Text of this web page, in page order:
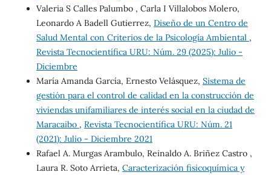
Valeria S Calles Palumbo , Carla I Villalobos Molero,
Leonardo A Badell Gutierrez, Diseño de un Centro de
Salud Mental con Criterios de la Psicología Ambiental ,
Revista Tecnocientífica URU: Núm. 29 (2025): Julio -
Diciembre
María Amanda García, Ernesto Velásquez, Sistema de
gestión para el control de calidad en la construcción de
viviendas unifamiliares de interés social en la ciudad de
Maracaibo , Revista Tecnocientífica URU: Núm. 21
(2021): Julio - Diciembre 2021
Rafael A. Murgas Arambulo, Reinaldo A. Briñez Castro ,
Laura R. Soto Arrieta, Caracterización fisicoquímica y